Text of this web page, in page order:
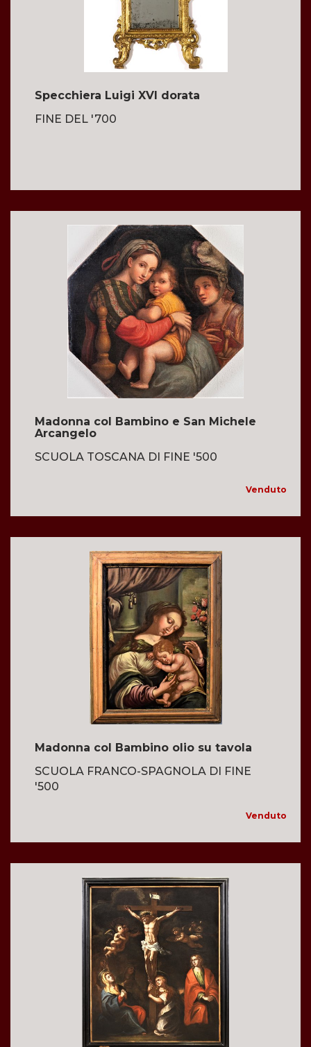
Specchiera Luigi XVI dorata
FINE DEL '700
Madonna col Bambino e San Michele
Arcangelo
SCUOLA TOSCANA DI FINE '500
Venduto
Madonna col Bambino olio su tavola
SCUOLA FRANCO-SPAGNOLA DI FINE
'500
Venduto